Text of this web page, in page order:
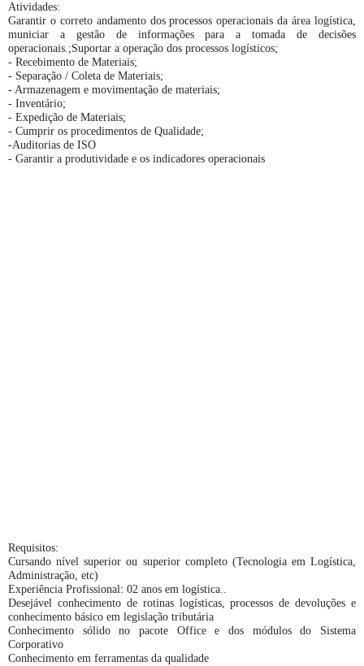
Atividades:
Garantir o correto andamento dos processos operacionais da área logística,
municiar a gestão de informações para a tomada de decisões
operacionais.;Suportar a operação dos processos logísticos;
- Recebimento de Materiais;
- Separação / Coleta de Materiais;
- Armazenagem e movimentação de materiais;
- Inventário;
- Expedição de Materiais;
- Cumprir os procedimentos de Qualidade;
-Auditorias de ISO
- Garantir a produtividade e os indicadores operacionais
Requisitos:
Cursando nível superior ou superior completo (Tecnologia em Logística,
Administração, etc)
Experiência Profissional: 02 anos em logística..
Desejável conhecimento de rotinas logísticas, processos de devoluções e
conhecimento básico em legislação tributária
Conhecimento sólido no pacote Office e dos módulos do Sistema
Corporativo
Conhecimento em ferramentas da qualidade